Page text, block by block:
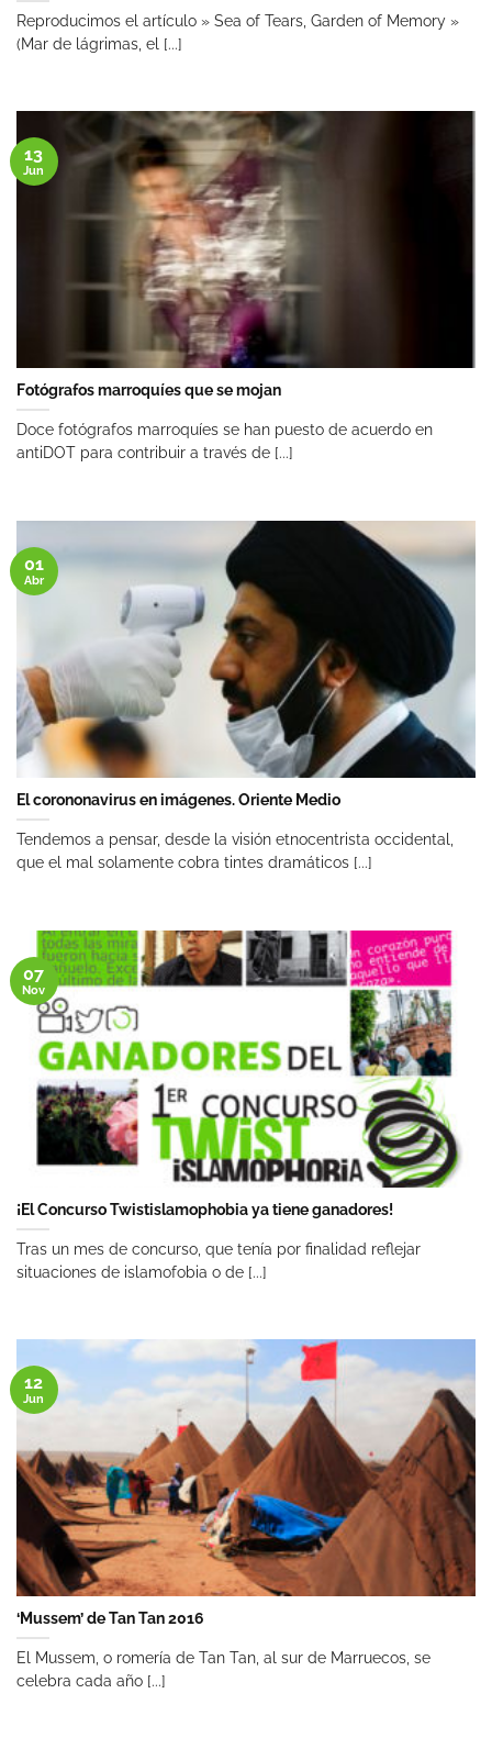
Reproducimos el artículo » Sea of Tears, Garden of Memory »
(Mar de lágrimas, el [...]
Fotógrafos marroquíes que se mojan
Doce fotógrafos marroquíes se han puesto de acuerdo en
antiDOT para contribuir a través de [...]
13
Jun
El corononavirus en imágenes. Oriente Medio
Tendemos a pensar, desde la visión etnocentrista occidental,
que el mal solamente cobra tintes dramáticos [...]
01
Abr
¡El Concurso Twistislamophobia ya tiene ganadores!
Tras un mes de concurso, que tenía por finalidad reflejar
situaciones de islamofobia o de [...]
07
Nov
‘Mussem’ de Tan Tan 2016
El Mussem, o romería de Tan Tan, al sur de Marruecos, se
celebra cada año [...]
12
Jun